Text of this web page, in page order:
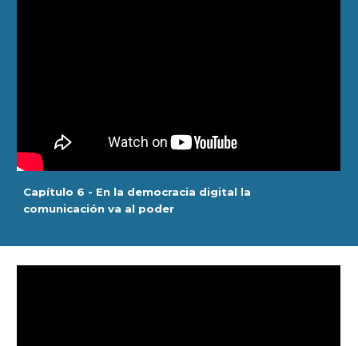
Capítulo 6 - En la democracia digital la
comunicación va al poder